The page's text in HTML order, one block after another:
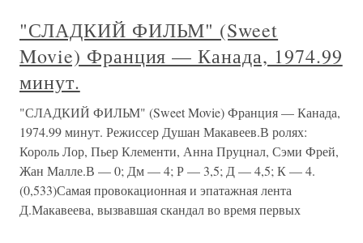
"СЛАДКИЙ ФИЛЬМ" (Sweet
Movie) Франция — Канада, 1974.99
минут.
"СЛАДКИЙ ФИЛЬМ" (Sweet Movie) Франция — Канада,
1974.99 минут. Режиссер Душан Макавеев.В ролях:
Король Лор, Пьер Клементи, Анна Пруцнал, Сэми Фрей,
Жан Малле.В — 0; Дм — 4; Р — 3,5; Д — 4,5; К — 4.
(0,533)Самая провокационная и эпатажная лента
Д.Макавеева, вызвавшая скандал во время первых